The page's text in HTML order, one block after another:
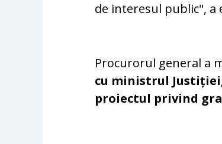
de interesul public", a
Procurorul general a
cu ministrul
proiectul privind